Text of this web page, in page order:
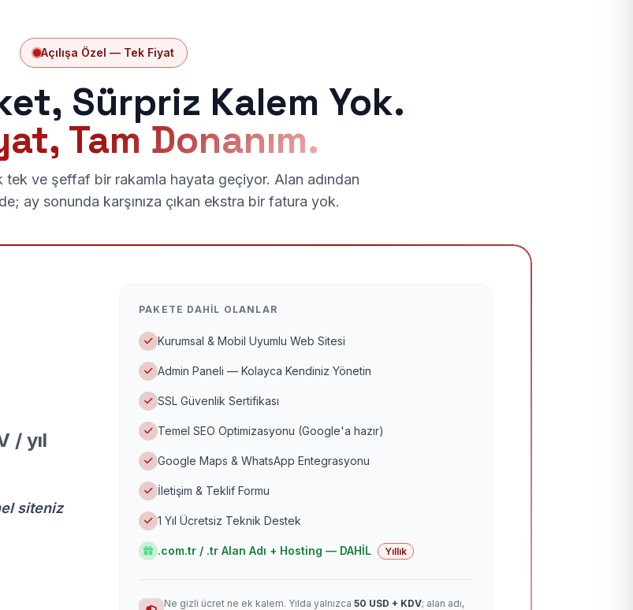
Açılışa Özel — Tek Fiyat
Sürpriz Kalem Yok.
Tam Donanım.
tek ve şeffaf bir rakamla hayata geçiyor. Alan adından
ay sonunda karşınıza çıkan ekstra bir fatura yok.
/ yıl
siteniz
PAKETE DAHIL OLANLAR
Kurumsal & Mobil Uyumlu Web Sitesi
Admin Paneli — Kolayca Kendiniz Yönetin
SSL Güvenlik Sertifikası
Temel SEO Optimizasyonu (Google'a hazır)
Google Maps & WhatsApp Entegrasyonu
İletişim & Teklif Formu
1 Yıl Ücretsiz Teknik Destek
.com.tr / .tr Alan Adı + Hosting — DAHİL Yıllık
Ne gizli ücret ne ek kalem. Yılda yalnızca 50 USD + KDV; alan adı,